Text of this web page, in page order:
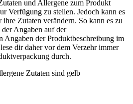
und Allergene zum Produkt
Verfügung zu stellen. Jedoch kann es
Zutaten verändern. So kann es zu
Angaben auf der
Angaben der Produktbeschreibung im
dir daher vor dem Verzehr immer
durch.
Zutaten sind gelb